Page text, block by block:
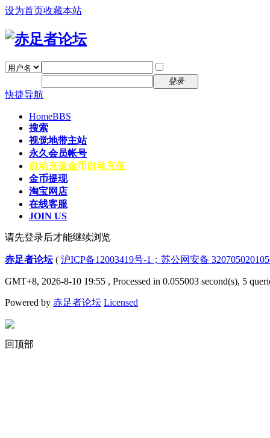
设为首页收藏本站
登录
快捷导航
HomeBBS
搜索
视觉地带主站
永久会员帐号
自动充值金币自动充值
金币提现
淘宝网店
在线客服
JOIN US
请先登录后才能继续浏览
赤足者论坛( 沪ICP备12003419号-1；苏公网安备
GMT+8, 2026-8-10 19:55 , Processed in 0.055003 second(s), 5
Powered by 赤足者论坛 Licensed
回顶部